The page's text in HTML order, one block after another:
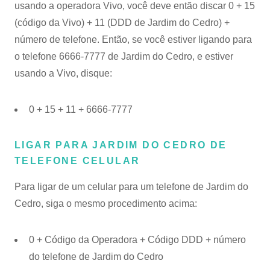
usando a operadora Vivo, você deve então discar 0 + 15
(código da Vivo) + 11 (DDD de Jardim do Cedro) +
número de telefone. Então, se você estiver ligando para
o telefone 6666-7777 de Jardim do Cedro, e estiver
usando a Vivo, disque:
0 + 15 + 11 + 6666-7777
LIGAR PARA JARDIM DO CEDRO DE
TELEFONE CELULAR
Para ligar de um celular para um telefone de Jardim do
Cedro, siga o mesmo procedimento acima:
0 + Código da Operadora + Código DDD + número
do telefone de Jardim do Cedro